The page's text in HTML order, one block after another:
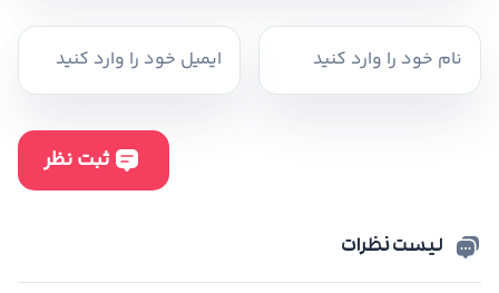
لیست نظرات